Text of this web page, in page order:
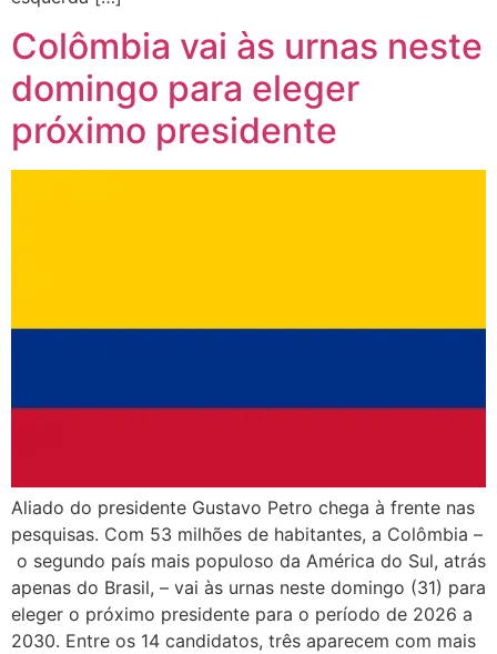
Colômbia vai às urnas neste
domingo para eleger
próximo presidente
Aliado do presidente Gustavo Petro chega à frente nas
pesquisas. Com 53 milhões de habitantes, a Colômbia –
o segundo país mais populoso da América do Sul, atrás
apenas do Brasil, – vai às urnas neste domingo (31) para
eleger o próximo presidente para o período de 2026 a
2030. Entre os 14 candidatos, três aparecem com mais